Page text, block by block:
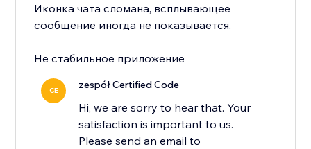
Иконка чата сломана, всплывающее
сообщение иногда не показывается.
Не стабильное приложение
CE zespół Certified Code
Hi, we are sorry to hear that. Your
satisfaction is important to us.
Please send an email to